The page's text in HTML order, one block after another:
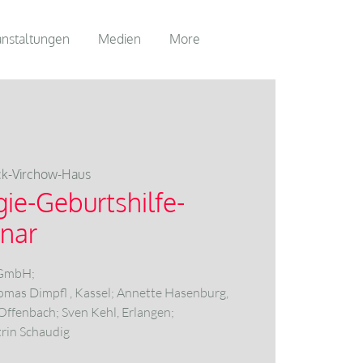
Medien More
Virchow-Haus
Geburtshilfe-
Dimpfl , Kassel; Annette Hasenburg,
Sven Kehl, Erlangen;
Schaudig